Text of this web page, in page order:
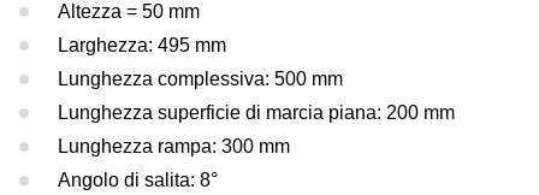
Altezza = 50 mm
Larghezza: 495 mm
Lunghezza complessiva: 500 mm
Lunghezza superficie di marcia piana: 200 mm
Lunghezza rampa: 300 mm
Angolo di salita: 8°